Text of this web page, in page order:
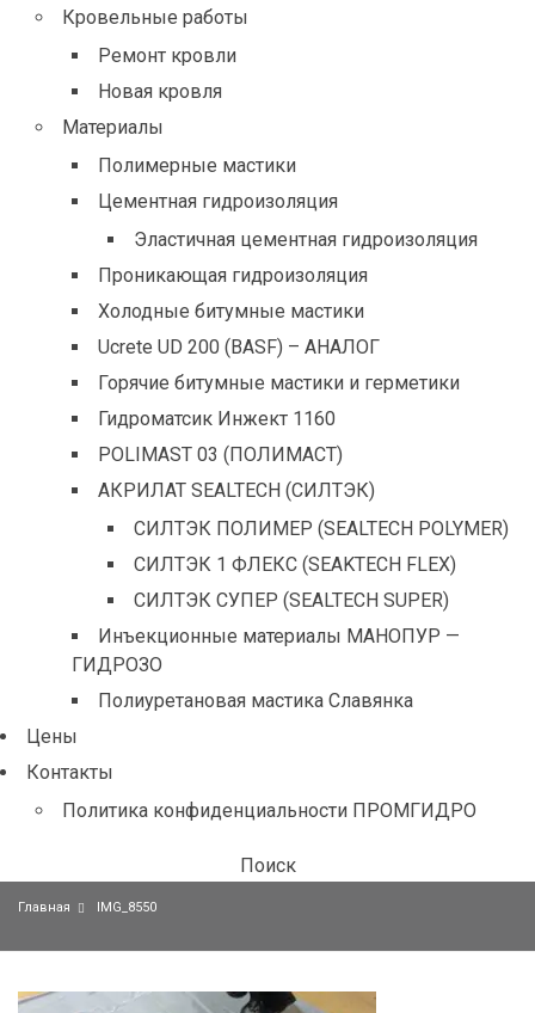
Кровельные работы
Ремонт кровли
Новая кровля
Материалы
Полимерные мастики
Цементная гидроизоляция
Эластичная цементная гидроизоляция
Проникающая гидроизоляция
Холодные битумные мастики
Ucrete UD 200 (BASF) – АНАЛОГ
Горячие битумные мастики и герметики
Гидроматсик Инжект 1160
POLIMAST 03 (ПОЛИМАСТ)
АКРИЛАТ SEALTECH (СИЛТЭК)
СИЛТЭК ПОЛИМЕР (SEALTECH POLYMER)
СИЛТЭК 1 ФЛЕКС (SEAKTECH FLEX)
СИЛТЭК СУПЕР (SEALTECH SUPER)
Инъекционные материалы МАНОПУР —
ГИДРОЗО
Полиуретановая мастика Славянка
Цены
Контакты
Политика конфиденциальности ПРОМГИДРО
Поиск
Главная IMG_8550